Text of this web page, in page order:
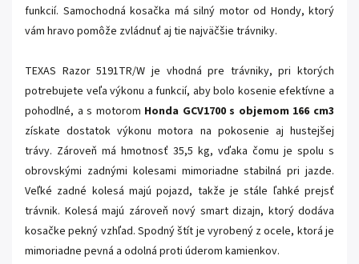
funkcií. Samochodná kosačka má silný motor od Hondy, ktorý
vám hravo pomôže zvládnuť aj tie najväčšie trávniky.
TEXAS Razor 5191TR/W je vhodná pre trávniky, pri ktorých
potrebujete veľa výkonu a funkcií, aby bolo kosenie efektívne a
pohodlné, a s motorom Honda GCV1700 s objemom 166 cm3
získate dostatok výkonu motora na pokosenie aj hustejšej
trávy. Zároveň má hmotnosť 35,5 kg, vďaka čomu je spolu s
obrovskými zadnými kolesami mimoriadne stabilná pri jazde.
Veľké zadné kolesá majú pojazd, takže je stále ľahké prejsť
trávnik. Kolesá majú zároveň nový smart dizajn, ktorý dodáva
kosačke pekný vzhľad. Spodný štít je vyrobený z ocele, ktorá je
mimoriadne pevná a odolná proti úderom kamienkov.